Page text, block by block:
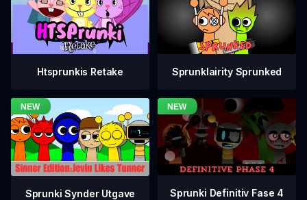
Htsprunkis Retake Sprunklairity Sprunked
Sprunki Synder Utgave
Sprunki Definitiv Fase 4